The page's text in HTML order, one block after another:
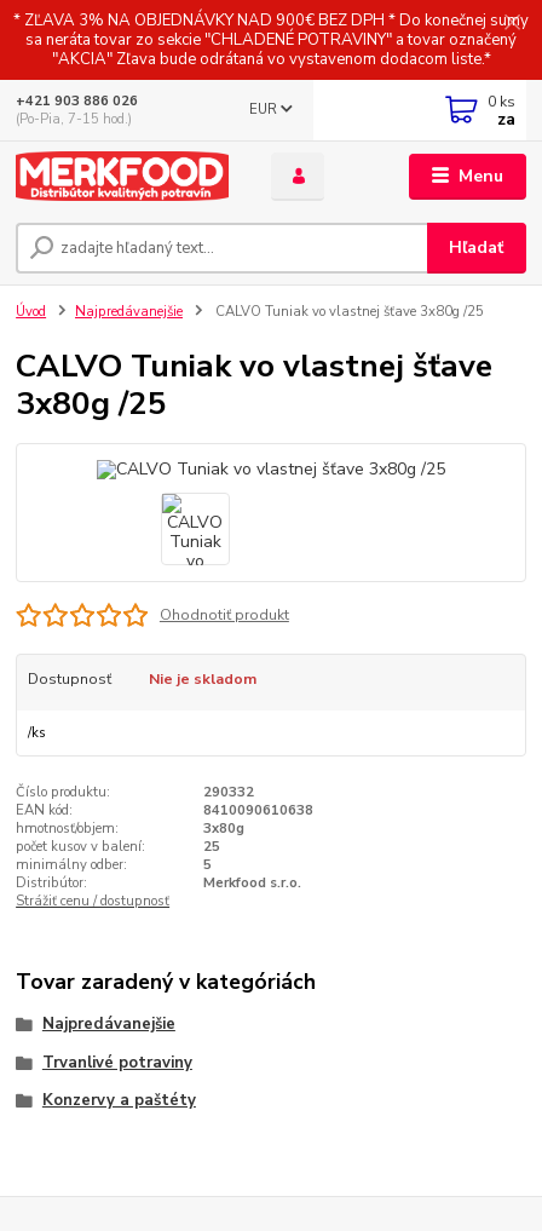
* ZĽAVA 3% NA OBJEDNÁVKY NAD 900€ BEZ DPH * Do konečnej sumy
sa neráta tovar zo sekcie "CHLADENÉ POTRAVINY" a tovar označený
"AKCIA" Zľava bude odrátaná vo vystavenom dodacom liste.*
Menu
EUR
Hľadať
+421 903 886 026
(Po-Pia, 7-15 hod.)
0 ks
za
Úvod Najpredávanejšie CALVO Tuniak vo vlastnej šťave 3x80g /25
CALVO Tuniak vo vlastnej šťave
3x80g /25
Ohodnotiť produkt
Dostupnosť Nie je skladom
/ks
Číslo produktu:
290332
EAN kód:
8410090610638
hmotnosť/objem:
3x80g
počet kusov v balení:
25
minimálny odber:
5
Distribútor:
Merkfood s.r.o.
Strážiť cenu / dostupnosť
Tovar zaradený v kategóriách
Najpredávanejšie
Trvanlivé potraviny
Konzervy a paštéty